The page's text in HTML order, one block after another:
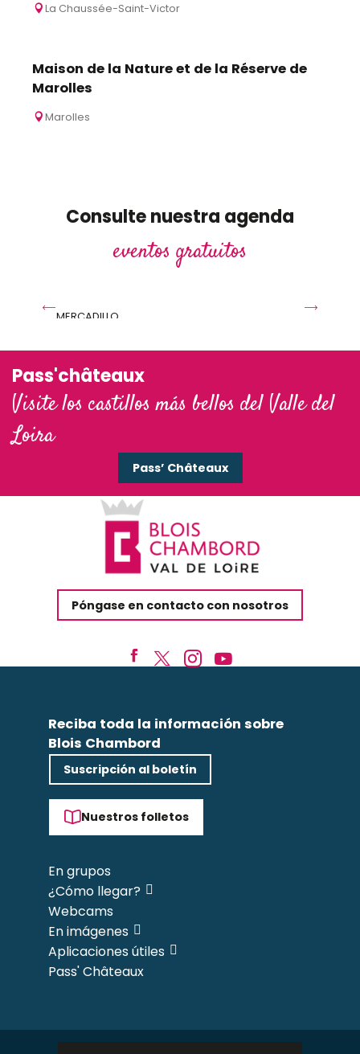
La Chaussée-Saint-Victor
Maison de la Nature et de la Réserve de
Marolles
Marolles
Consulte nuestra agenda
eventos gratuitos
MERCADILLO
Pass'châteaux
Visite los castillos más bellos del Valle del
Loira
Pass’ Châteaux
Póngase en contacto con nosotros
Reciba toda la información sobre
Blois Chambord
Suscripción al boletín
Nuestros folletos
En grupos
¿Cómo llegar?
Webcams
En imágenes
Aplicaciones útiles
Pass' Châteaux